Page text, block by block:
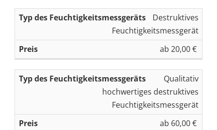
e
u
c
k
P
r
s
Destruktives
Feuchtigkeitsmessgerät
ab 20,00 €
Qualitativ
hochwertiges destruktives
Feuchtigkeitsmessgerät
ab 60,00 €